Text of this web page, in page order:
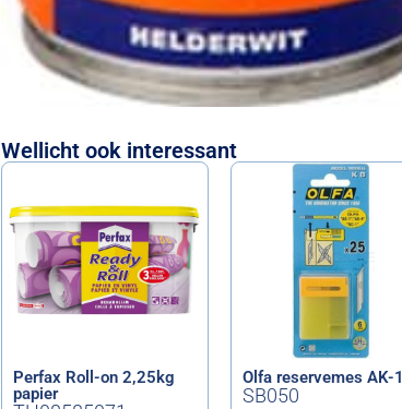
Wellicht ook interessant
Perfax Roll-on 2,25kg
papier
Olfa reservemes AK-1
SB050